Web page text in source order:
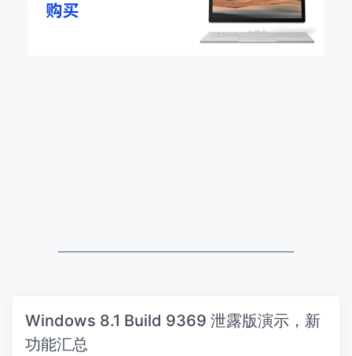
Windows 8.1 Build 9369 泄露版演示，新
功能汇总